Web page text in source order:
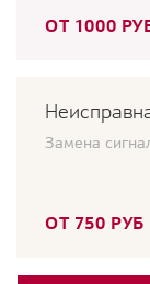
ОТ 1000
Замена
ОТ 750 РУБ